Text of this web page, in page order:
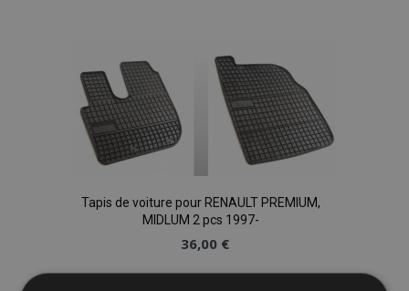
Tapis de voiture pour RENAULT PREMIUM,
MIDLUM 2 pcs 1997-
36,00 €